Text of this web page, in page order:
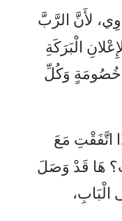
لأَنَّ الرَّبَّ
الْبَرَكَةِ
خُصُومَةٍ وَكُلِّ
اتَّفَقْتِ مَعَ
هَا قَدْ وَصَلَ
الْبَابِ،